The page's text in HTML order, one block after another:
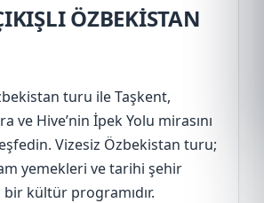
ÖZBEKİSTAN
turu ile Taşkent,
ve Hive’nin İpek Yolu mirasını
Vizesiz Özbekistan turu;
yemekleri ve tarihi şehir
kültür programıdır.